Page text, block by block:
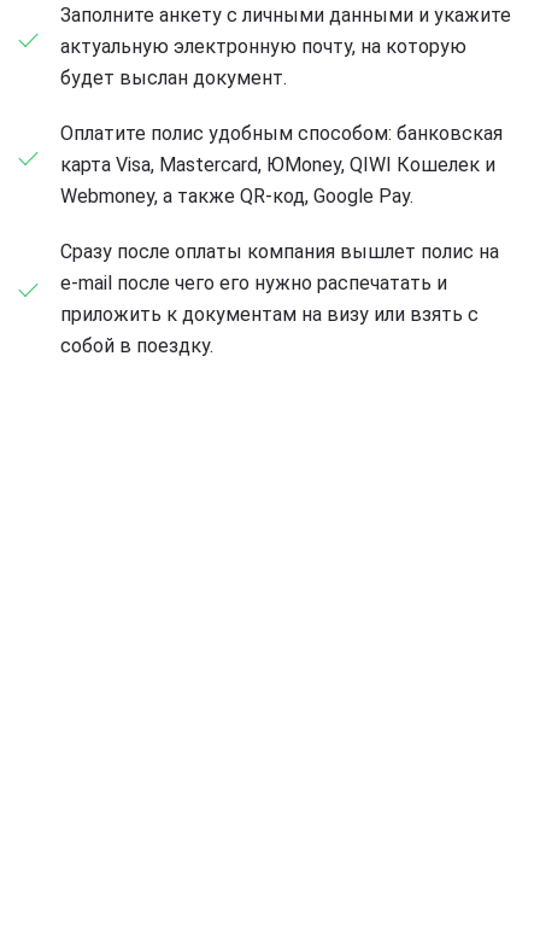
Заполните анкету с личными данными и укажите
актуальную электронную почту, на которую
будет выслан документ.
Оплатите полис удобным способом: банковская
карта Visa, Mastercard, ЮMoney, QIWI Кошелек и
Webmoney, а также QR-код, Google Pay.
Сразу после оплаты компания вышлет полис на
e-mail после чего его нужно распечатать и
приложить к документам на визу или взять с
собой в поездку.